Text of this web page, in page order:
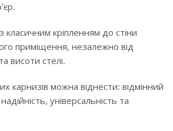
класичним кріпленням до стіни
приміщення, незалежно від
висоти стелі.
карнизів можна віднести: відмінний
універсальність та